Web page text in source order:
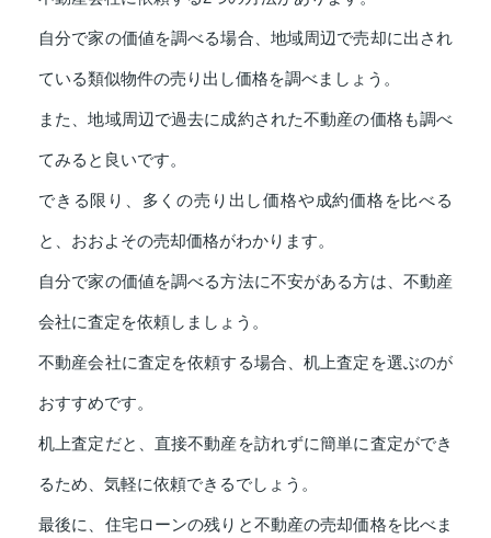
自分で家の価値を調べる場合、地域周辺で売却に出され
ている類似物件の売り出し価格を調べましょう。
また、地域周辺で過去に成約された不動産の価格も調べ
てみると良いです。
できる限り、多くの売り出し価格や成約価格を比べる
と、おおよその売却価格がわかります。
自分で家の価値を調べる方法に不安がある方は、不動産
会社に査定を依頼しましょう。
不動産会社に査定を依頼する場合、机上査定を選ぶのが
おすすめです。
机上査定だと、直接不動産を訪れずに簡単に査定ができ
るため、気軽に依頼できるでしょう。
最後に、住宅ローンの残りと不動産の売却価格を比べま